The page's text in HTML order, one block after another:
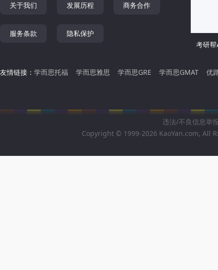
关于我们 发展历程 商务合作
服务条款
隐私保护
考研帮
友情链接： 学而思托福 学而思雅思 学而思GRE 学而思GMAT 优
违法/不良信息举
Copyright © 1999-2026 KaoYan.com, All